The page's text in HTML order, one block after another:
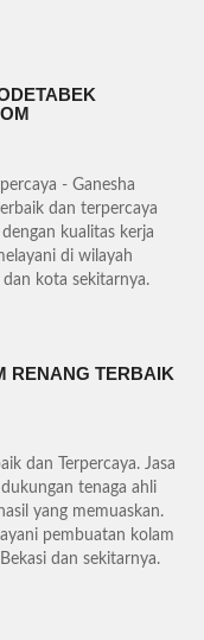
- Ganesha
dan terpercaya
kualitas kerja
di wilayah
dan kota sekitarnya.
RENANG TERBAIK
dan Terpercaya. Jasa
tenaga ahli
yang memuaskan.
pembuatan kolam
dan sekitarnya.